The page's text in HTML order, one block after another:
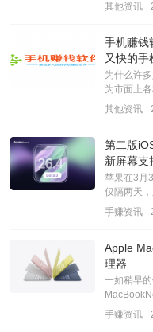
其他资讯
手机赚钱
又快的手
为什么许
为市面上
其他资讯
第二版
新屏幕支
苹果在3月
仅隔两天，
手赚资讯
Apple
理器
一如稍早
手赚资讯